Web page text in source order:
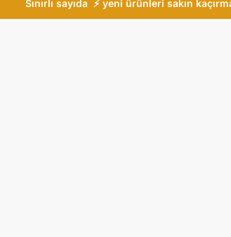
Sınırlı sayıda ⚡ yeni ürünleri sakın